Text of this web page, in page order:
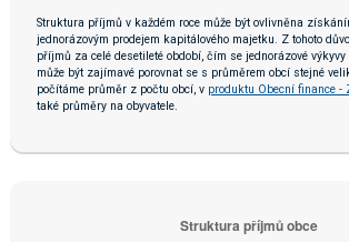
Struktura příjmů v každém roce může být ovlivněna
jednorázovým prodejem kapitálového majetku. Z tohoto
příjmů za celé desetileté období, čím se jednorázové výkyvy
může být zajímavé porovnat se s průměrem obcí stejné
počítáme průměr z počtu obcí, v produktu Obecní finance -
také průměry na obyvatele.